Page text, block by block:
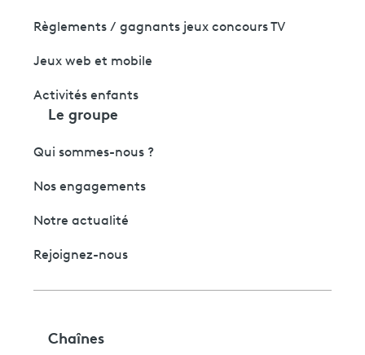
Règlements / gagnants jeux concours TV
Jeux web et mobile
Activités enfants
Le groupe
Qui sommes-nous ?
Nos engagements
Notre actualité
Rejoignez-nous
Chaînes